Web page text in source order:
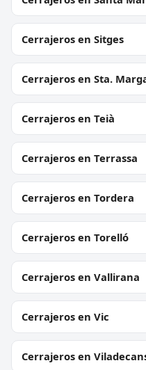
Cerrajeros en Sitges
Cerrajeros en Sta.
Cerrajeros en Teià
Cerrajeros en Terrassa
Cerrajeros en Tordera
Cerrajeros en Torelló
Cerrajeros en Vallirana
Cerrajeros en Vic
Cerrajeros en